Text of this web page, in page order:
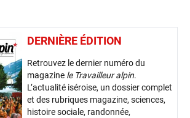
DERNIÈRE ÉDITION
Retrouvez le dernier numéro du
magazine le Travailleur alpin.
L’actualité iséroise, un dossier complet
et des rubriques magazine, sciences,
histoire sociale, randonnée,